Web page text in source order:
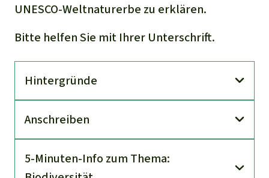
UNESCO-Weltnaturerbe zu erklären.
Bitte helfen Sie mit Ihrer Unterschrift.
Hinter­gründe
An­schreiben
5-Minuten-Info zum Thema: